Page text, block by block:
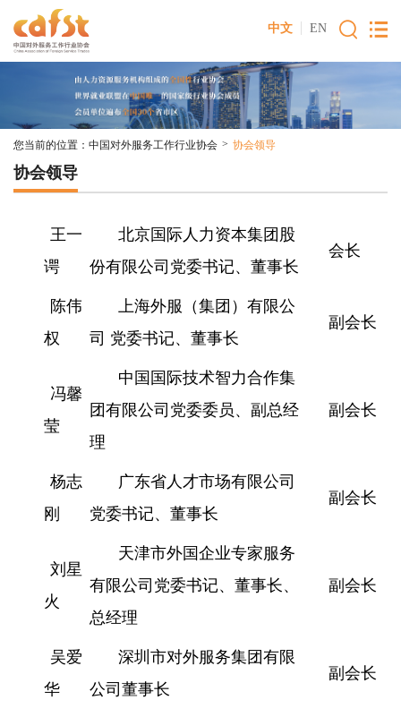
中文 EN
您当前的位置： 中国对外服务工作行业协会 > 协会领导
协会领导
王一
谔
北京国际人力资本集团股
份有限公司党委书记、董事长
会长
陈伟
权
上海外服（集团）有限公
司 党委书记、董事长
副会长
冯馨
莹
中国国际技术智力合作集
团有限公司党委委员、副总经
理
副会长
杨志
刚
广东省人才市场有限公司
党委书记、董事长
副会长
刘星
火
天津市外国企业专家服务
有限公司党委书记、董事长、
总经理
副会长
吴爱
华
深圳市对外服务集团有限
公司董事长
副会长